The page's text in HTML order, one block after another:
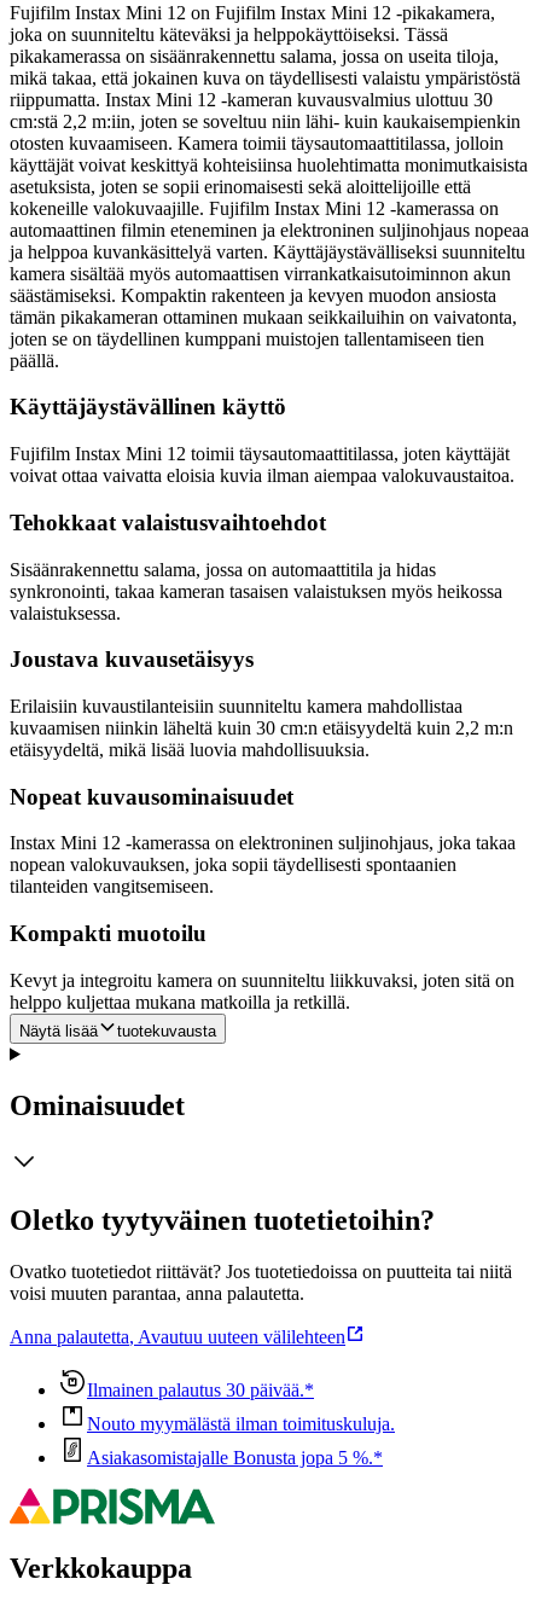
Fujifilm Instax Mini 12 on Fujifilm Instax Mini 12 -pikakamera,
joka on suunniteltu käteväksi ja helppokäyttöiseksi. Tässä
pikakamerassa on sisäänrakennettu salama, jossa on useita tiloja,
mikä takaa, että jokainen kuva on täydellisesti valaistu ympäristöstä
riippumatta. Instax Mini 12 -kameran kuvausvalmius ulottuu 30
cm:stä 2,2 m:iin, joten se soveltuu niin lähi- kuin kaukaisempienkin
otosten kuvaamiseen. Kamera toimii täysautomaattitilassa, jolloin
käyttäjät voivat keskittyä kohteisiinsa huolehtimatta monimutkaisista
asetuksista, joten se sopii erinomaisesti sekä aloittelijoille että
kokeneille valokuvaajille. Fujifilm Instax Mini 12 -kamerassa on
automaattinen filmin eteneminen ja elektroninen suljinohjaus nopeaa
ja helppoa kuvankäsittelyä varten. Käyttäjäystävälliseksi suunniteltu
kamera sisältää myös automaattisen virrankatkaisutoiminnon akun
säästämiseksi. Kompaktin rakenteen ja kevyen muodon ansiosta
tämän pikakameran ottaminen mukaan seikkailuihin on vaivatonta,
joten se on täydellinen kumppani muistojen tallentamiseen tien
päällä.
Käyttäjäystävällinen käyttö
Fujifilm Instax Mini 12 toimii täysautomaattitilassa, joten käyttäjät
voivat ottaa vaivatta eloisia kuvia ilman aiempaa valokuvaustaitoa.
Tehokkaat valaistusvaihtoehdot
Sisäänrakennettu salama, jossa on automaattitila ja hidas
synkronointi, takaa kameran tasaisen valaistuksen myös heikossa
valaistuksessa.
Joustava kuvausetäisyys
Erilaisiin kuvaustilanteisiin suunniteltu kamera mahdollistaa
kuvaamisen niinkin läheltä kuin 30 cm:n etäisyydeltä kuin 2,2 m:n
etäisyydeltä, mikä lisää luovia mahdollisuuksia.
Nopeat kuvausominaisuudet
Instax Mini 12 -kamerassa on elektroninen suljinohjaus, joka takaa
nopean valokuvauksen, joka sopii täydellisesti spontaanien
tilanteiden vangitsemiseen.
Kompakti muotoilu
Kevyt ja integroitu kamera on suunniteltu liikkuvaksi, joten sitä on
helppo kuljettaa mukana matkoilla ja retkillä.
Näytä lisää tuotekuvausta
Ominaisuudet
Oletko tyytyväinen tuotetietoihin?
Ovatko tuotetiedot riittävät? Jos tuotetiedoissa on puutteita tai niitä
voisi muuten parantaa, anna palautetta.
Anna palautetta, Avautuu uuteen välilehteen
Ilmainen palautus 30 päivää.*
Nouto myymälästä ilman toimituskuluja.
Asiakasomistajalle Bonusta jopa 5 %.*
Verkkokauppa